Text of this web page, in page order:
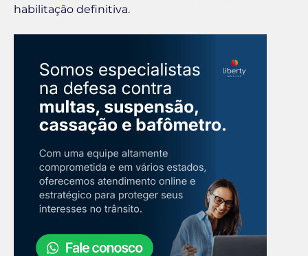
habilitação definitiva.